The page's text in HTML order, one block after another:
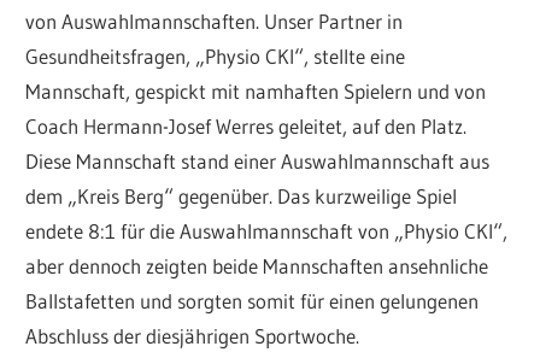
von Auswahlmannschaften. Unser Partner in
Gesundheitsfragen, „Physio CKI“, stellte eine
Mannschaft, gespickt mit namhaften Spielern und von
Coach Hermann-Josef Werres geleitet, auf den Platz.
Diese Mannschaft stand einer Auswahlmannschaft aus
dem „Kreis Berg“ gegenüber. Das kurzweilige Spiel
endete 8:1 für die Auswahlmannschaft von „Physio CKI“,
aber dennoch zeigten beide Mannschaften ansehnliche
Ballstafetten und sorgten somit für einen gelungenen
Abschluss der diesjährigen Sportwoche.